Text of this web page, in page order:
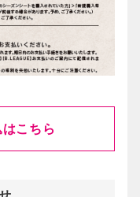
こちら